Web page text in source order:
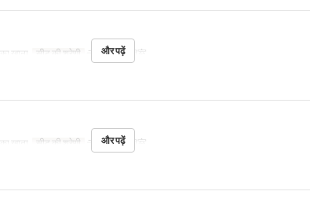
का खाना सीट की श्रेणी テーブル, 個室
और पढ़ें
का खाना सीट की श्रेणी テーブル, 個室
और पढ़ें